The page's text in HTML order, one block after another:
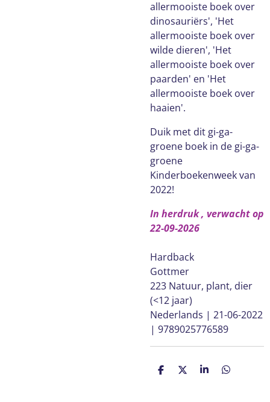
allermooiste boek over
dinosauriërs', 'Het
allermooiste boek over
wilde dieren', 'Het
allermooiste boek over
paarden' en 'Het
allermooiste boek over
haaien'.
Duik met dit gi-ga-
groene boek in de gi-ga-
groene
Kinderboekenweek van
2022!
In herdruk , verwacht op
22-09-2026
Hardback
Gottmer
223 Natuur, plant, dier
(<12 jaar)
Nederlands | 21-06-2022
| 9789025776589
D
D
S
D